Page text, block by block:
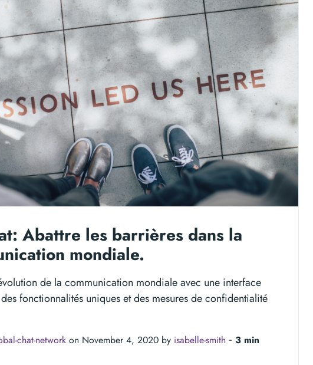
Abattre les barrières dans la
mondiale.
de la communication mondiale avec une interface
fonctionnalités uniques et des mesures de confidentialité
chat-network on November 4, 2020 by isabelle-smith ‐ 3 min